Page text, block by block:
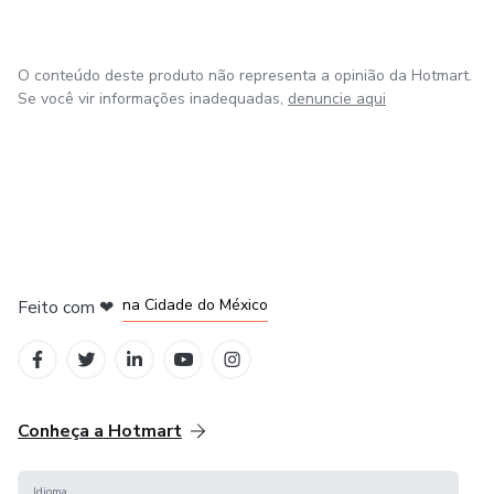
O conteúdo deste produto não representa a opinião da Hotmart.
Se você vir informações inadequadas, denuncie aqui
Feito com ❤ na Cidade do México
Conheça a Hotmart